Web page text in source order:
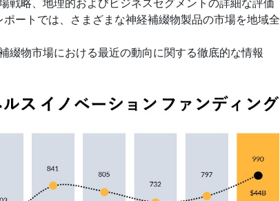
ートでは、さまざまな神経補綴物製品の市場を地域
綴物市場における最近の動向に関する徹底的な情報